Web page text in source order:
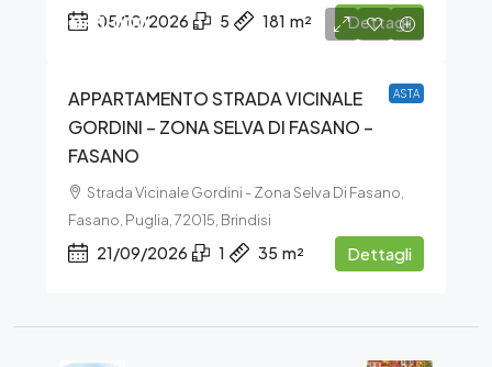
05/10/2026 5 181 m² Dettagli
ASTA
€45.000
APPARTAMENTO STRADA VICINALE
GORDINI – ZONA SELVA DI FASANO –
FASANO
Strada Vicinale Gordini - Zona Selva Di Fasano,
Fasano, Puglia, 72015, Brindisi
21/09/2026 1 35 m² Dettagli